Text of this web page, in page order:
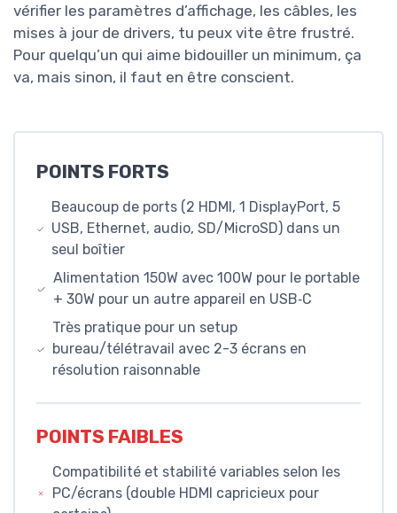
vérifier les paramètres d’affichage, les câbles, les
mises à jour de drivers, tu peux vite être frustré.
Pour quelqu’un qui aime bidouiller un minimum, ça
va, mais sinon, il faut en être conscient.
POINTS FORTS
Beaucoup de ports (2 HDMI, 1 DisplayPort, 5
USB, Ethernet, audio, SD/MicroSD) dans un
seul boîtier
Alimentation 150W avec 100W pour le portable
+ 30W pour un autre appareil en USB‑C
Très pratique pour un setup
bureau/télétravail avec 2-3 écrans en
résolution raisonnable
POINTS FAIBLES
Compatibilité et stabilité variables selon les
PC/écrans (double HDMI capricieux pour